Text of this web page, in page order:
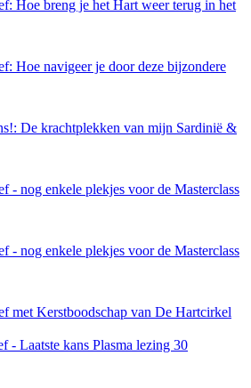
Hoe breng je het Hart weer terug in het
Hoe navigeer je door deze bijzondere
De krachtplekken van mijn Sardinië &
- nog enkele plekjes voor de Masterclass
- nog enkele plekjes voor de Masterclass
met Kerstboodschap van De Hartcirkel
- Laatste kans Plasma lezing 30